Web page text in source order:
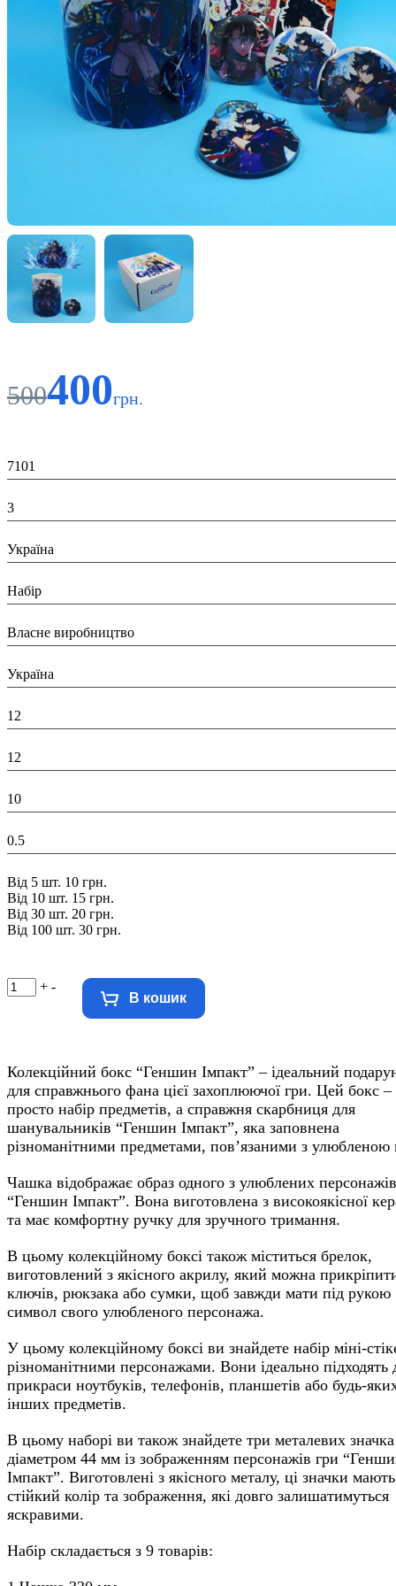
500400грн.
7101
3
Україна
Набір
Власне виробництво
Україна
12
12
10
0.5
Від 5 шт. 10 грн.
Від 10 шт. 15 грн.
Від 30 шт. 20 грн.
Від 100 шт. 30 грн.
+ -
В кошик
Колекційний бокс “Геншин Імпакт” – ідеальний
для справжнього фана цієї захоплюючої гри. Цей бокс
просто набір предметів, а справжня скарбниця для
шанувальників “Геншин Імпакт”, яка заповнена
різноманітними предметами, пов’язаними з улюбленою
Чашка відображає образ одного з улюблених
“Геншин Імпакт”. Вона виготовлена з високоякісної
та має комфортну ручку для зручного тримання.
В цьому колекційному боксі також міститься брелок,
виготовлений з якісного акрилу, який можна
ключів, рюкзака або сумки, щоб завжди мати під рукою
символ свого улюбленого персонажа.
У цьому колекційному боксі ви знайдете набір міні-
різноманітними персонажами. Вони ідеально підходять
прикраси ноутбуків, телефонів, планшетів або будь-
інших предметів.
В цьому наборі ви також знайдете три металевих значка
діаметром 44 мм із зображенням персонажів гри
Імпакт”. Виготовлені з якісного металу, ці значки мають
стійкий колір та зображення, які довго залишатимуться
яскравими.
Набір складається з 9 товарів: